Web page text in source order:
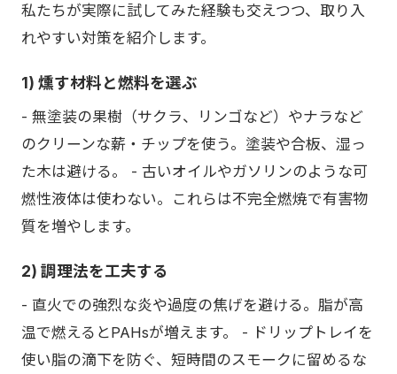
私たちが実際に試してみた経験も交えつつ、取り入
れやすい対策を紹介します。
1) 燻す材料と燃料を選ぶ
- 無塗装の果樹（サクラ、リンゴなど）やナラなど
のクリーンな薪・チップを使う。塗装や合板、湿っ
た木は避ける。 - 古いオイルやガソリンのような可
燃性液体は使わない。これらは不完全燃焼で有害物
質を増やします。
2) 調理法を工夫する
- 直火での強烈な炎や過度の焦げを避ける。脂が高
温で燃えるとPAHsが増えます。 - ドリップトレイを
使い脂の滴下を防ぐ、短時間のスモークに留めるな